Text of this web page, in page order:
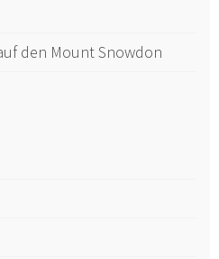
den Mount Snowdon